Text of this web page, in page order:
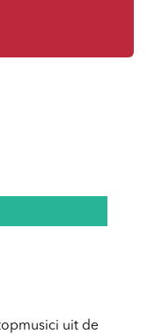
uit de